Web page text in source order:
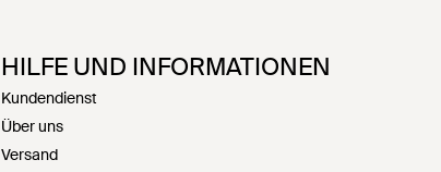
HILFE UND INFORMATIONEN
Kundendienst
Über uns
Versand